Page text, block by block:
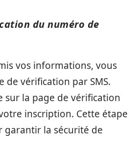
du numéro de
vos informations, vous
de vérification par SMS.
sur la page de vérification
inscription. Cette étape
garantir la sécurité de